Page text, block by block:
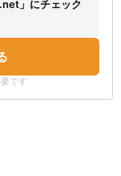
」にチェック
です